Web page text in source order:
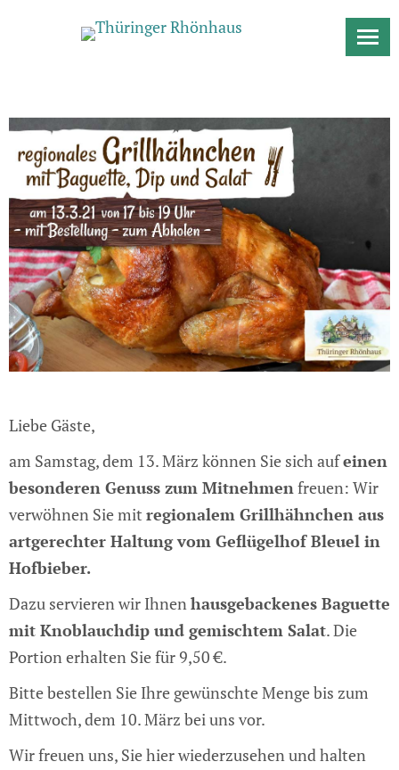
Liebe Gäste,
am Samstag, dem 13. März können Sie sich aufeinen
besonderen Genuss zum Mitnehmenfreuen: Wir
verwöhnen Sie mit regionalem Grillhähnchen aus
artgerechter Haltung vom Geflügelhof Bleuel in
Hofbieber.
Dazu servieren wir Ihnenhausgebackenes Baguette
mit Knoblauchdip und gemischtem Salat. Die
Portion erhalten Sie für 9,50 €.
Bitte bestellen Sie Ihre gewünschte Menge bis zum
Mittwoch, dem 10. März bei uns vor.
Wir freuen uns, Sie hier wiederzusehen und halten